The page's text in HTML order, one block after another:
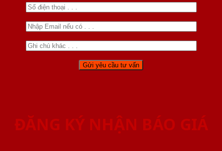
ĐĂNG KÝ NHẬN BÁO GIÁ